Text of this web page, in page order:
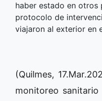
haber estado en otros
protocolo de
viajaron al exterior en
(Quilmes,
monitoreo